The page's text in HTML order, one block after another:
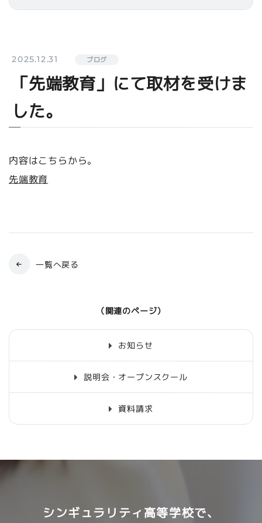
2025.12.31 ブログ
「先端教育」にて取材を受けま
した。
内容はこちらから。
先端教育
一覧へ戻る
（関連のページ）
お知らせ
説明会・オープンスクール
資料請求
シンギュラリティ高等学校で、